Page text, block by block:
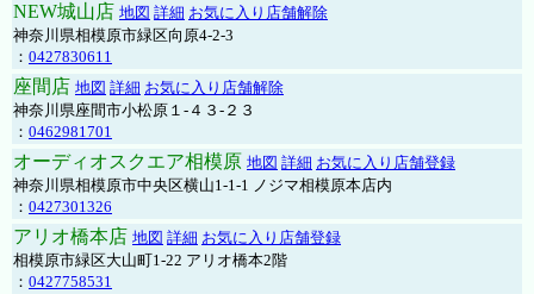
NEW城山店 地図 詳細 お気に入り店舗解除
神奈川県相模原市緑区向原4-2-3
： 0427830611
座間店 地図 詳細 お気に入り店舗解除
神奈川県座間市小松原１-４３-２３
： 0462981701
オーディオスクエア相模原 地図 詳細 お気に入り店舗登録
神奈川県相模原市中央区横山1-1-1 ノジマ相模原本店内
： 0427301326
アリオ橋本店 地図 詳細 お気に入り店舗登録
相模原市緑区大山町1-22 アリオ橋本2階
： 0427758531